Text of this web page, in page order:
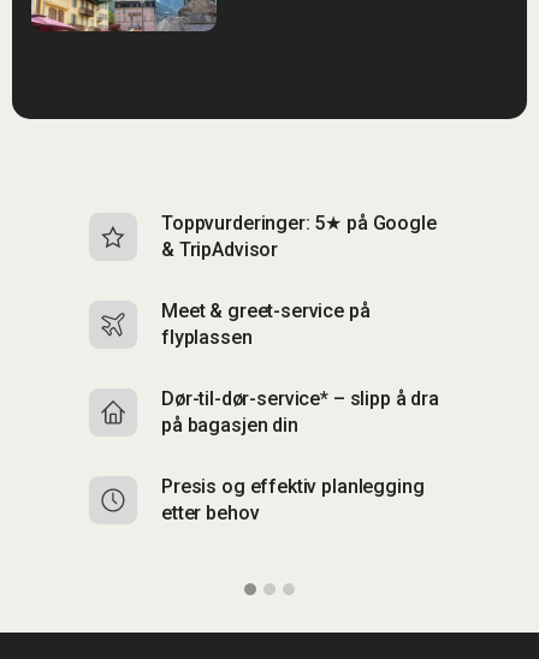
Toppvurderinger: 5★ på Google
& TripAdvisor
Meet & greet-service på
flyplassen
Dør-til-dør-service* – slipp å dra
på bagasjen din
Presis og effektiv planlegging
etter behov